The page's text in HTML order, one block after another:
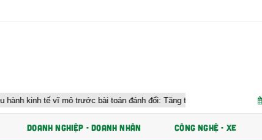
bài toán đánh đổi: Tăng trưởng nhanh và ổn định bền vững
DOANH NGHIỆP - DOANH NHÂN CÔNG NGHỆ - XE